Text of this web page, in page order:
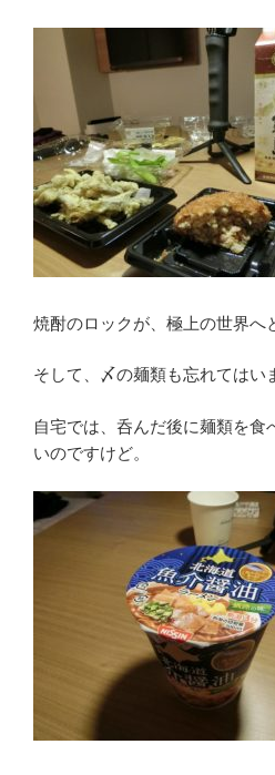
焼酎のロックが、極上の世界へ
そして、〆の麺類も忘れてはい
自宅では、呑んだ後に麺類を食
いのですけど。